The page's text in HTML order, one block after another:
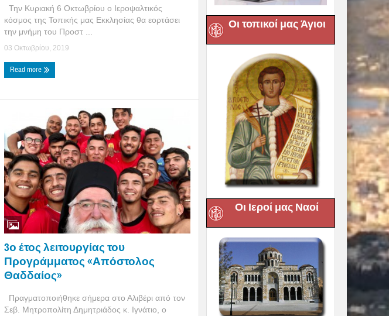
Την Κυριακή 6 Οκτωβρίου ο Ιεροψαλτικός
κόσμος της Τοπικής μας Εκκλησίας θα εορτάσει
την μνήμη του Προστ ...
03 Οκτωβρίου, 2019
Read more
3ο έτος λειτουργίας του
Προγράμματος «Απόστολος
Θαδδαίος»
Πραγματοποιήθηκε σήμερα στο Αλιβέρι από τον
Σεβ. Μητροπολίτη Δημητριάδος κ. Ιγνάτιο, ο
Οι τοπικοί μας Άγιοι
Οι Ιεροί μας Ναοί